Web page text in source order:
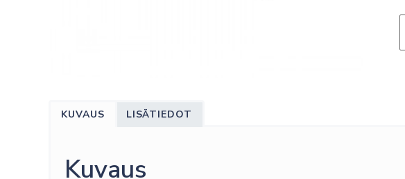
KUVAUS LISÄTIEDOT
Kuvaus